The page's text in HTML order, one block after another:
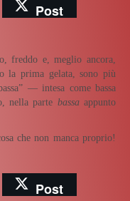
Post
freddo e, meglio ancora,
la prima gelata, sono più
— intesa come bassa
nella parte bassaappunto
che non manca proprio!
Post